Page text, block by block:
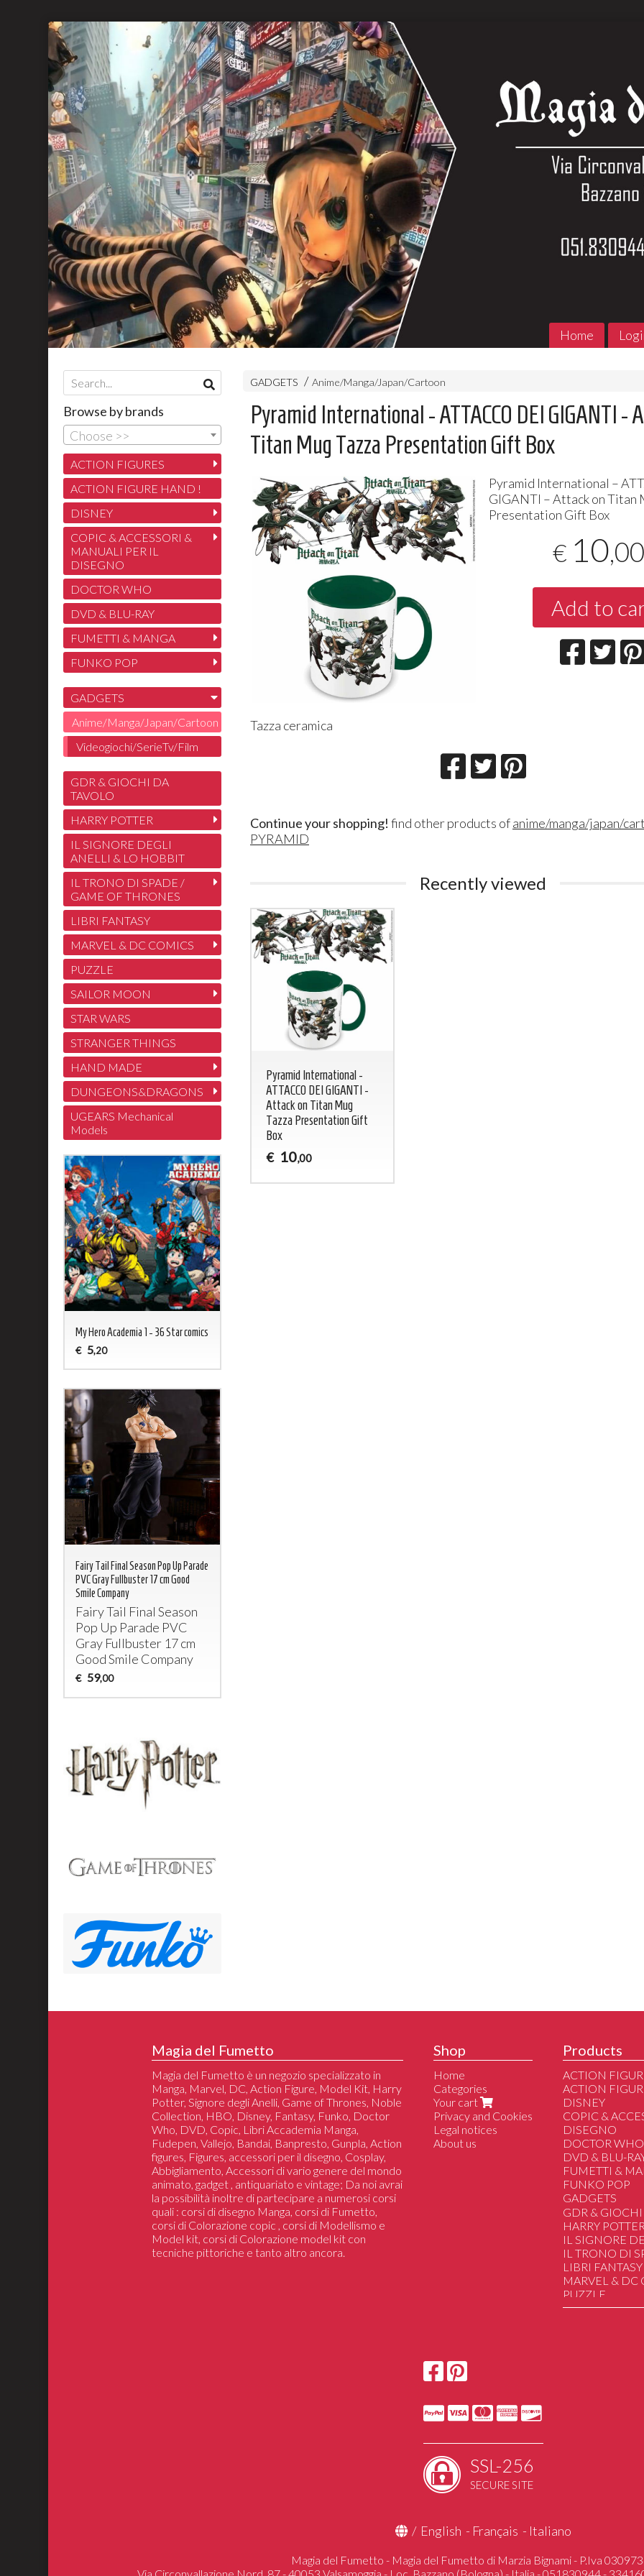
Home
GADGETS Anime/Manga/Japan/Cartoon
Pyramid International - ATTACCO DEI GIGANTI -
Titan Mug Tazza Presentation Gift Box
Pyramid International –
GIGANTI – Attack on Titan
Presentation Gift Box
€ 10,00
Add to
Tazza ceramica
Continue your shopping! find other products ofanime/manga/japan/
PYRAMID
Recently viewed
Pyramid International -
ATTACCO DEI GIGANTI -
Attack on Titan Mug
Tazza Presentation Gift
Box
€ 10,00
Browse by brands
Choose >>
ACTION FIGURES
ACTION FIGURE HAND !
DISNEY
COPIC & ACCESSORI &
MANUALI PER IL
DISEGNO
DOCTOR WHO
DVD & BLU-RAY
FUMETTI & MANGA
FUNKO POP
GADGETS
Anime/Manga/Japan/Cartoon
Videogiochi/SerieTv/Film
GDR & GIOCHI DA
TAVOLO
HARRY POTTER
IL SIGNORE DEGLI
ANELLI & LO HOBBIT
IL TRONO DI SPADE /
GAME OF THRONES
LIBRI FANTASY
MARVEL & DC COMICS
PUZZLE
SAILOR MOON
STAR WARS
STRANGER THINGS
HAND MADE
DUNGEONS&DRAGONS
UGEARS Mechanical
Models
My Hero Academia 1 - 36 Star comics
€ 5,20
Fairy Tail Final Season Pop Up Parade
PVC Gray Fullbuster 17 cm Good
Smile Company
Fairy Tail Final Season
Pop Up Parade PVC
Gray Fullbuster 17 cm
Good Smile Company
€ 59,00
MADE in ABYSS 1- 11 Jpop
€
,90
THE
Jpop Conclusa
Magia del Fumetto
Magia del Fumetto è un negozio specializzato in
Manga, Marvel, DC, Action Figure, Model Kit, Harry
Potter, Signore degli Anelli, Game of Thrones, Noble
Collection, HBO, Disney, Fantasy, Funko, Doctor
Who, DVD, Copic, Libri Accademia Manga,
Fudepen, Vallejo, Bandai, Banpresto, Gunpla, Action
figures, Figures, accessori per il disegno, Cosplay,
Abbigliamento, Accessori di vario genere del mondo
animato, gadget , antiquariato e vintage; Da noi avrai
la possibilità inoltre di partecipare a numerosi corsi
quali : corsi di disegno Manga, corsi di Fumetto,
corsi di Colorazione copic , corsi di Modellismo e
Model kit, corsi di Colorazione model kit con
tecniche pittoriche e tanto altro ancora.
Shop
Home
Categories
Your cart
Privacy and Cookies
Legal notices
About us
Products
ACTION
ACTION
DISNEY
COPIC &
DISEGNO
DOCTOR WHO
DVD & BLU-
FUMETTI &
FUNKO POP
GADGETS
Anime/Manga/
Videogiochi/
GDR &
HARRY POTTER
IL SIGNORE
IL TRONO DI
LIBRI FANTASY
MARVEL & DC
PUZZLE
SAILOR MOON
SSL-256
SECURE SITE
/ English - Français - Italiano
Magia del Fumetto - Magia del Fumetto di Marzia Bignami - P.Iva
Via Circonvallazione Nord, 87 - 40053 Valsamoggia - Loc. Bazzano (Bologna) - Italia - 051830944 -